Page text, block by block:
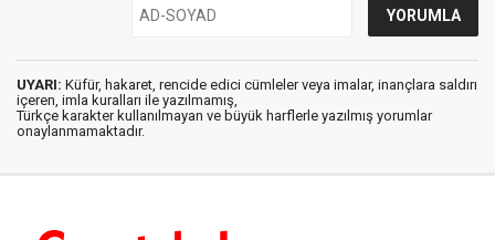
UYARI: Küfür, hakaret, rencide edici cümleler veya imalar, inançlara saldırı
içeren, imla kuralları ile yazılmamış,
Türkçe karakter kullanılmayan ve büyük harflerle yazılmış yorumlar
onaylanmamaktadır.